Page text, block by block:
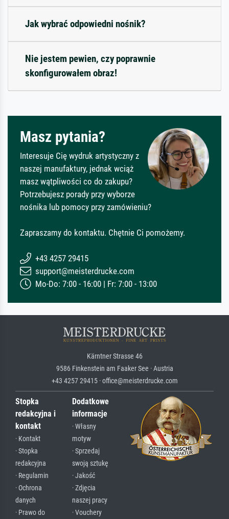
Jak wybrać odpowiedni nośnik?
Nie jestem pewien, czy poprawnie
skonfigurowałem obraz!
Masz pytania?
Interesuje Cię wydruk artystyczny z
naszej manufaktury, jednak wciąż
masz wątpliwości co do zakupu?
Potrzebujesz porady przy wyborze
nośnika lub pomocy przy zamówieniu?
Zapraszamy do kontaktu. Chętnie Ci pomożemy.
+43 4257 29415
support@meisterdrucke.com
Mo-Do: 7:00 - 16:00 | Fr: 7:00 - 13:00
Kärntner Strasse 46
9586 Finkenstein am Faaker See · Austria
+43 4257 29415 · office@meisterdrucke.com
Stopka
redakcyjna i
kontakt
· Kontakt
· Stopka
redakcyjna
· Regulamin
· Ochrona
danych
· Prawo do
Dodatkowe
informacje
· Własny
motyw
· Sprzedaj
swoją sztukę
· Jakość
· Zdjęcia
naszej pracy
· Vouchery